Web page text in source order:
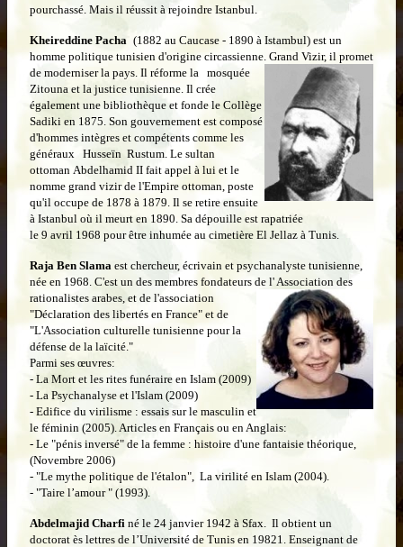
pourchassé. Mais il réussit à rejoindre Istanbul.
Kheireddine Pacha (1882 au Caucase - 1890 à Istambul) est un
homme politique tunisien d'origine circassienne. Grand Vizir, il promet
de moderniser la pays. Il réforme la mosquée
Zitouna et la justice tunisienne. Il crée
également une bibliothèque et fonde le Collège
Sadiki en 1875. Son gouvernement est composé
d'hommes intègres et compétents comme les
généraux Husseïn Rustum Le sultan
ottoman Abdelhamid II fait appel à lui et le
nomme grand vizir de l'Empire ottoman, poste
qu'il occupe de 1878 à 1879. Il se retire ensuite
à Istanbul où il meurt en 1890. Sa dépouille est rapatriée
le 9 avril 1968 pour être inhumée au cimetière El Jellaz à Tunis.
Raja Ben Slama est chercheur, écrivain et psychanalyste tunisienne,
née en 1968. C'est un des membres fondateurs de l' Association des
rationalistes arabes, et de l'association
"Déclaration des libertés en France" et de
"L'Association culturelle tunisienne pour la
défense de la laïcité."
Parmi ses œuvres:
- La Mort et les rites funéraire en Islam (2009)
- La Psychanalyse et l'Islam (2009)
- Edifice du virilisme : essais sur le masculin et
le féminin (2005). Articles en Français ou en Anglais:
- Le "pénis inversé" de la femme : histoire d'une fantaisie théorique,
(Novembre 2006)
- "Le mythe politique de l'étalon", La virilité en Islam (2004).
- "Taire l’amour " (1993).
Abdelmajid Charfi né le 24 janvier 1942 à Sfax. Il obtient un
doctorat ès lettres de l’Université de Tunis en 19821. Enseignant de